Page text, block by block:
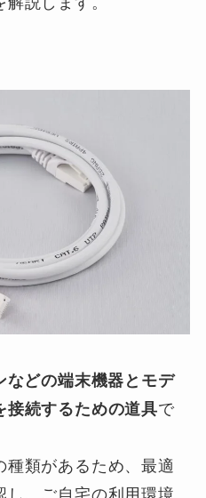
などの端末機器とモデ
接続するための道具で
類があるため、最適